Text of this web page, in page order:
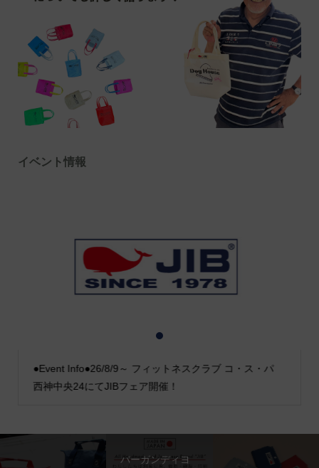
イベント情報
●Event Info●26/8/9～ フィットネスクラブ コ・ス・パ
西神中央24にてJIBフェア開催！
2
バーガンディヨ